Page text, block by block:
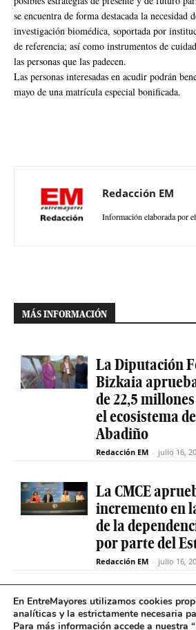
se encuentra de forma destacada la necesidad
investigación biomédica, soportada por
de referencia; así como instrumentos de
las personas que las padecen.
Las personas interesadas en acudir podrán
mayo de una matrícula especial bonificada.
Redacción EM
Información elaborada por
MÁS INFORMACIÓN
La Diputación
Bizkaia
de 22,5
el ecosistema
Abadiño
Redacción EM - julio 16,
La CMCE
incremento en
de la
por parte del
Redacción EM - julio 16,
El servicio de
betiON prueba
En EntreMayores utilizamos cookies
analíticas y la estrictamente necesaria
Para más información accede a nuestra “